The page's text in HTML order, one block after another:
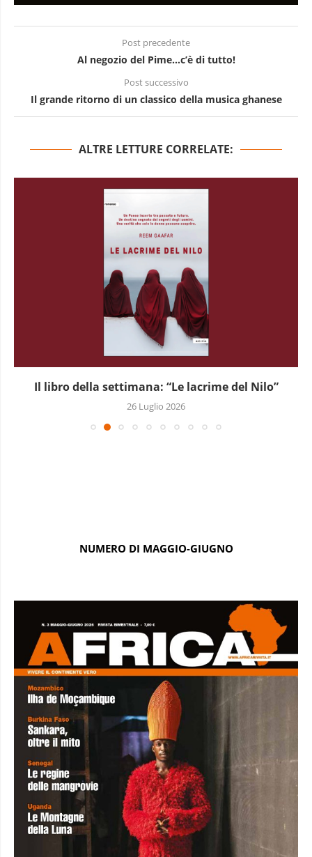
Post precedente
Al negozio del Pime…c’è di tutto!
Post successivo
Il grande ritorno di un classico della musica ghanese
ALTRE LETTURE CORRELATE:
Il libro della settimana: “Terra santa e dannata”
19 Luglio 2026
NUMERO DI MAGGIO-GIUGNO